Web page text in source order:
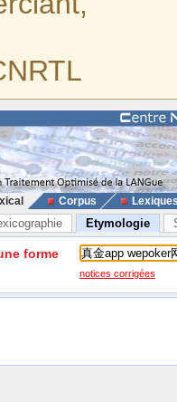
Corpus
Etymologie
forme
notices corrigées